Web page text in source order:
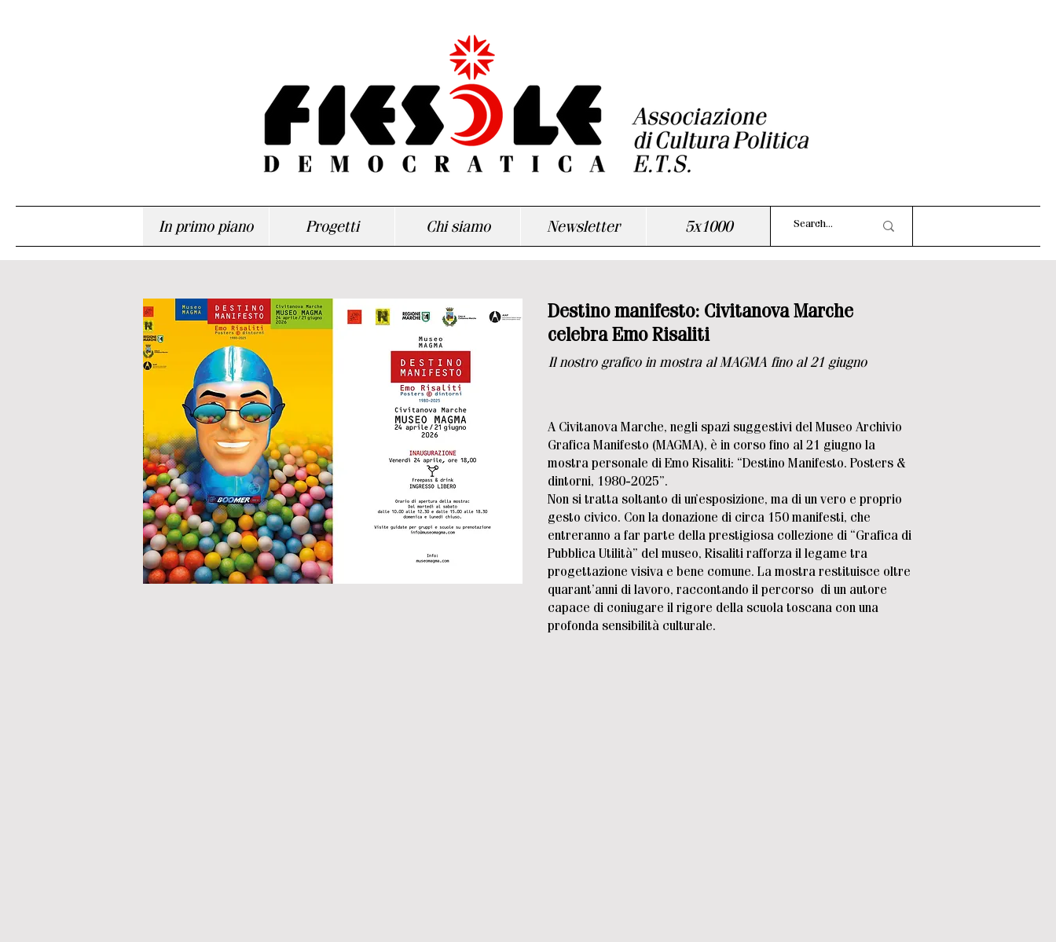
In primo piano Progetti Chi siamo Newsletter 5x1000
Destino manifesto: Civitanova Marche
celebra Emo Risaliti
Il nostro grafico in mostra al MAGMA fino al 21 giugno
A Civitanova Marche, negli spazi suggestivi del Museo Archivio
Grafica Manifesto (MAGMA), è in corso fino al 21 giugno la
mostra personale di Emo Risaliti: “Destino Manifesto. Posters &
dintorni, 1980-2025”.
Non si tratta soltanto di un’esposizione, ma di un vero e proprio
gesto civico. Con la donazione di circa 150 manifesti, che
entreranno a far parte della prestigiosa collezione di “Grafica di
Pubblica Utilità” del museo, Risaliti rafforza il legame tra
progettazione visiva e bene comune. La mostra restituisce oltre
quarant’anni di lavoro, raccontando il percorso di un autore
capace di coniugare il rigore della scuola toscana con una
profonda sensibilità culturale.